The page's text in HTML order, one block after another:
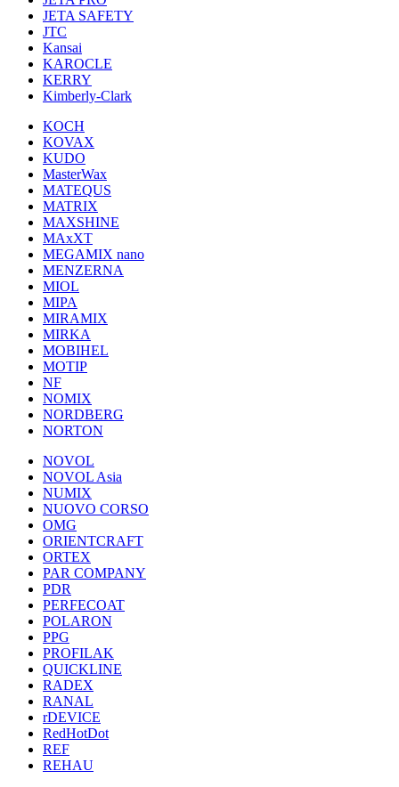
JETA SAFETY
JTC
Kansai
KAROCLE
KERRY
Kimberly-Clark
KOCH
KOVAX
KUDO
MasterWax
MATEQUS
MATRIX
MAXSHINE
MAxXT
MEGAMIX nano
MENZERNA
MIOL
MIPA
MIRAMIX
MIRKA
MOBIHEL
MOTIP
NF
NOMIX
NORDBERG
NORTON
NOVOL
NOVOL Asia
NUMIX
NUOVO CORSO
OMG
ORIENTCRAFT
ORTEX
PAR COMPANY
PDR
PERFECOAT
POLARON
PPG
PROFILAK
QUICKLINE
RADEX
RANAL
rDEVICE
RedHotDot
REF
REHAU